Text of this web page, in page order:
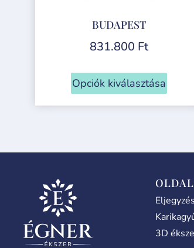
BUDAPEST
831.800 Ft
Opciók kiválasztása
3D